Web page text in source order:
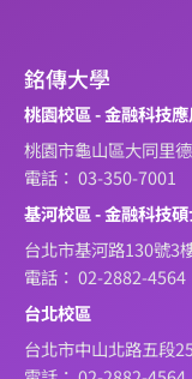
銘傳大學
桃園校區 - 金融科技
桃園市龜山區大同里
電話： 03-350-7001
基河校區 - 金融科技
台北市基河路130號3
電話： 02-2882-4564
台北校區
台北市中山北路五段